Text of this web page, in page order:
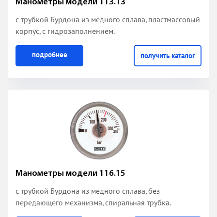
Манометры модели 113.13
с трубкой Бурдона из медного сплава, пластмассовый
корпус, с гидрозаполнением.
подробнее получить каталог
Манометры модели 116.15
с трубкой Бурдона из медного сплава, без
передающего механизма, спиральная трубка.